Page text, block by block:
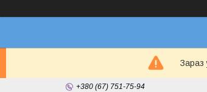
Зараз
+380 (67) 751-75-94